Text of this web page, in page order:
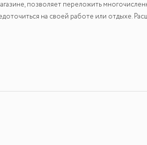
позволяет переложить
на своей работе или отдыхе.